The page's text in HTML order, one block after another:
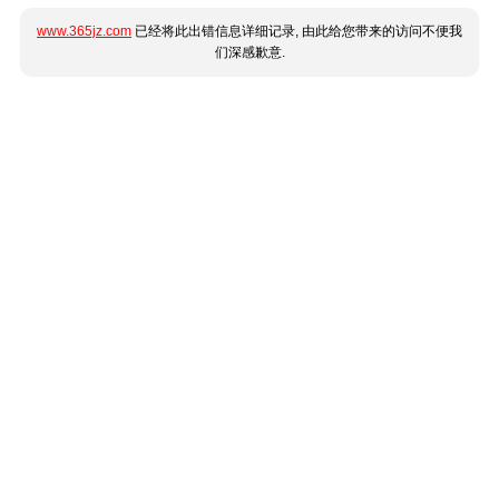
www.365jz.com 已经将此出错信息详细记录, 由此给您带来的访问不便我
们深感歉意.